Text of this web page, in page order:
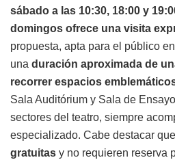
sábado a las 10:30, 18:00 y
domingos ofrece una visita
propuesta, apta para el público
una duración aproximada de
recorrer espacios
Sala Auditórium y Sala de
sectores del teatro, siempre
especializado. Cabe destacar que
gratuitas y no requieren reserva